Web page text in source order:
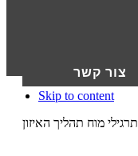
צור קשר
Skip to content
תרגילי מוח תהליך האיזון